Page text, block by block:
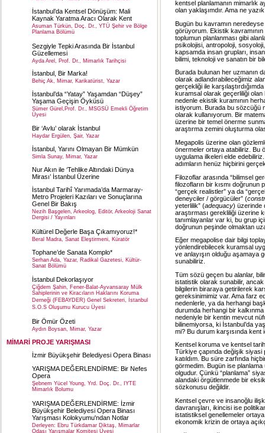
İstanbul’da Kentsel Dönüşüm: Mali
Kaynak Yaratma Aracı Olarak Kent
Asuman Türkün, Doç. Dr., YTÜ Şehir ve Bölge
Planlama Bölümü
Sezgiyle Tepki Arasında Bir İstanbul
Güzellemesi
Ayda Arel, Prof. Dr., Mimarlık Tarihçisi
İstanbul, Bir Marka!
Behiç Ak, Mimar, Karikatürist, Yazar
İstanbul’da “Yatay” Yaşamdan “Düşey”
Yaşama Geçişin Öyküsü
Sümer Gürel,Prof. Dr., MSGSÜ Emekli Öğretim
Üyesi
Bir ‘Avlu’ olarak İstanbul
Haydar Ergülen, Şair, Yazar
İstanbul, Yarını Olmayan Bir Mümkün
Simla Sunay, Mimar, Yazar
Nur Akın ile ‘Tehlike Altındaki Dünya
Mirası’ İstanbul Üzerine
İstanbul Tarihî Yarımada’da Marmaray-
Metro Projeleri Kazıları ve Sonuçlarına
Genel Bir Bakış
Nezih Başgelen, Arkeolog, Editör, Arkeoloji Sanat
Dergisi / Yayınları
Kültürel Değerle Başa Çıkamıyoruz!*
Beral Madra, Sanat Eleştirmeni, Küratör
Tophane’de Sanata Komplo*
Serhan Ada, Yazar, Radikal Gazetesi, Kültür-
Sanat Bölümü
İstanbul Dekorlaşıyor
Çiğdem Şahin, Fener-Balat-Ayvansaray Mülk
Sahiplerinin ve Kiracıların Haklarını Koruma
Derneği (FEBAYDER) Genel Sekreteri, İstanbul
S.O.S Oluşumu Kurucu Üyesi
Bir Ömür Özeti
Aydın Boysan, Mimar, Yazar
MİMARİ PROJE YARIŞMASI
İzmir Büyükşehir Belediyesi Opera Binası
YARIŞMA DEĞERLENDİRME: Bir Nefes
Opera
Şebnem Yücel Young, Yrd. Doç. Dr., IYTE
Mimarlık Bolumu
YARIŞMA DEĞERLENDİRME: İzmir
Büyükşehir Belediyesi Opera Binası
Yarışması Kolokyumu'ndan Notlar
Derleyen: Ebru Türkdamar Diktaş, Mimarlar
kentsel planlamanın mimarlık
olan yaklaşımdır. Ama ne
Bugün bu kavramın neredeyse
görüyorum. Ekistik kavramının
toplumun planlanması gibi
psikolojisi, antropoloji,
kapsamda insan grupları,
bilimi, teknoloji ve sanatın bir
Burada bulunan her uzmanın
olarak adlandırabileceğimiz
gerçekliği ile
kuramsal olarak geçerliliği
nedenle ekistik kuramının
istiyorum. Burada bu sözcüğü
olarak kullanıyorum. Bir
üzerine bir temel önerme
araştırma zemini oluşturma
Megapolis üzerine olan
önermeler ortaya atabiliriz. Bu
uygulama ilkeleri elde
adımların henüz hiçbirini
Filozoflar arasında “bilimsel
filozofların bir kısmı
“gerçek realistler” ya da
deneyciler / görgücüler” (
yeterlilik” (adequacy) üzerinde
araştırması gerekliliği üzerine
tanımlayanlar var ki, bu grup
doğrunun peşinde olmaktan
Eğer megapolise dair bilgi
yönlendirebilecek kuramsal
ve anlayışın olduğu aşamaya
sunabiliriz.
Tüm sözü geçen bu alanlar,
istatistik olarak sunabilir,
bilgilerin biraraya getirilerek
gereksinimimiz var. Ama farz
nedenlerle, ya da herhangi
durumda herhangi bir
nedeniyle bir kentin mevcut
bilinemiyorsa, ki İstanbul’da
mi? Bu durum karşısında kent
Kentsel koruma ve kentsel
Türkiye çapında değişik siyasi
katıldım. Bu süre zarfında
görmedim. Bugün ise planlama
olgudur. Çünkü “planlama”
alandaki örgütlenmede bir
sözkonusu değildir.
Kentsel çevre ve insanoğlu
davranışları, ikincisi ise
istatistiksel genellemeler
ekonomik krizin de ortaya